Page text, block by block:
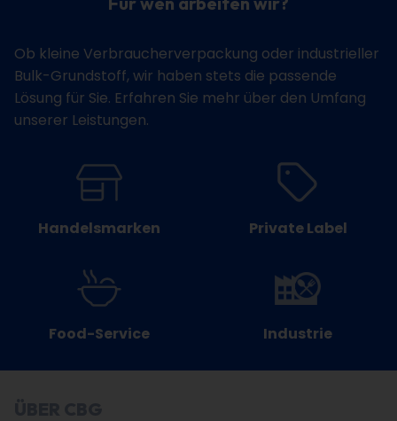
Ob kleine Verbraucherverpackung oder industrieller
Bulk-Grundstoff, wir haben stets die passende
Lösung für Sie. Erfahren Sie mehr über den Umfang
unserer Leistungen.
Handelsmarken Private Label
Food-Service Industrie